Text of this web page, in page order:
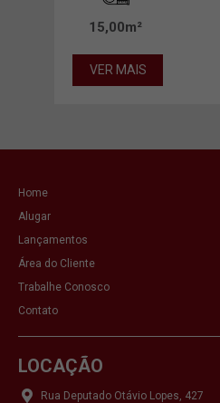
15,00m²
VER MAIS
Home
Alugar
Lançamentos
Área do Cliente
Trabalhe Conosco
Contato
LOCAÇÃO
Rua Deputado Otávio Lopes, 427